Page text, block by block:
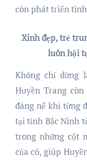
còn phát triển
Xinh đẹp, trẻ
luôn hội
Không chỉ dừng
Huyền Trang
đáng nể khi từng
tại tỉnh Bắc Ninh
trong những cột
của cô, giúp